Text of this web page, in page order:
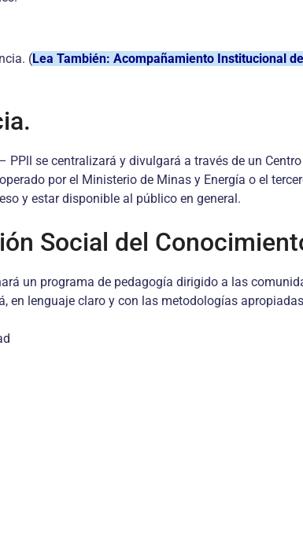
(Lea También: Acompañamiento Institucional
se centralizará y divulgará a través de un
por el Ministerio de Minas y Energía o el
y estar disponible al público en general.
Social del
un programa de pedagogía dirigido a las
lenguaje claro y con las metodologías